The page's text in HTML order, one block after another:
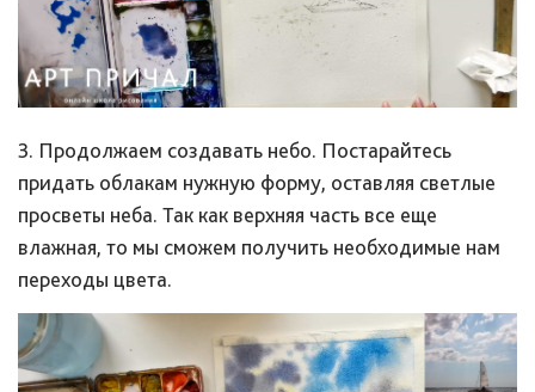
3. Продолжаем создавать небо. Постарайтесь
придать облакам нужную форму, оставляя светлые
просветы неба. Так как верхняя часть все еще
влажная, то мы сможем получить необходимые нам
переходы цвета.